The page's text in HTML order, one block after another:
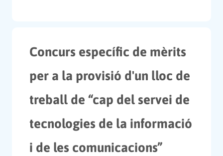
Concurs específic de mèrits
per a la provisió d'un lloc de
treball de “cap del servei de
tecnologies de la informació
i de les comunicacions”